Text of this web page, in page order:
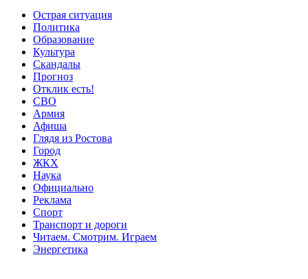
Острая ситуация
Политика
Образование
Культура
Скандалы
Прогноз
Отклик есть!
СВО
Армия
Афиша
Глядя из Ростова
Город
ЖКХ
Наука
Официально
Реклама
Спорт
Транспорт и дороги
Читаем. Смотрим. Играем
Энергетика